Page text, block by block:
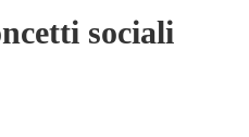
sociali